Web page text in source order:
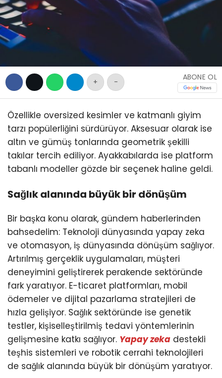
Şifremi Yenile
Son Dakika
Uluslararası Çevre Haberleri
Üye Kayıt
Yayınlar
Yazarlar
Yazı Düzenle
Yazı Gönder
Yazılarım
Yorumlarım
WhatsApp İhbar
Hattı
Facebook
+ -
ABONE OL
Özellikle oversized kesimler ve katmanlı giyim
tarzı popülerliğini sürdürüyor. Aksesuar olarak ise
altın ve gümüş tonlarında geometrik şekilli
takılar tercih ediliyor. Ayakkabılarda ise platform
tabanlı modeller gözde bir seçenek haline geldi.
Sağlık alanında büyük bir dönüşüm
Bir başka konu olarak, gündem haberlerinden
bahsedelim: Teknoloji dünyasında yapay zeka
ve otomasyon, iş dünyasında dönüşüm sağlıyor.
Artırılmış gerçeklik uygulamaları, müşteri
deneyimini geliştirerek perakende sektöründe
fark yaratıyor. E-ticaret platformları, mobil
ödemeler ve dijital pazarlama stratejileri de
hızla gelişiyor. Sağlık sektöründe ise genetik
testler, kişiselleştirilmiş tedavi yöntemlerinin
gelişmesine katkı sağlıyor. Yapay zeka destekli
teşhis sistemleri ve robotik cerrahi teknolojileri
de sağlık alanında büyük bir dönüşüm yaratıyor.